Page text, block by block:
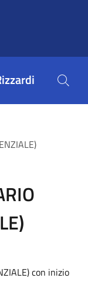
con inizio